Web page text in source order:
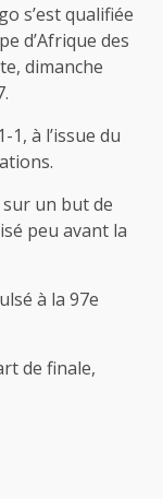
s’est qualifiée
d’Afrique des
dimanche
à l’issue du
sur un but de
peu avant la
à la 97e
de finale,